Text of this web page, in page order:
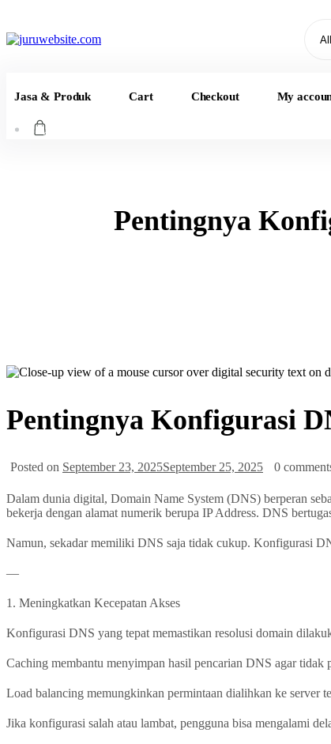
content
Jasa & Produk Cart Checkout My
0
Pentingnya
Pentingnya Konfigurasi
Posted on September 23, 2025September 25, 2025 0
Dalam dunia digital, Domain Name System (DNS) berperan
bekerja dengan alamat numerik berupa IP Address. DNS
Namun, sekadar memiliki DNS saja tidak cukup. Konfigurasi
—
1. Meningkatkan Kecepatan Akses
Konfigurasi DNS yang tepat memastikan resolusi domain
Caching membantu menyimpan hasil pencarian DNS agar tidak
Load balancing memungkinkan permintaan dialihkan ke server
Jika konfigurasi salah atau lambat, pengguna bisa mengalami